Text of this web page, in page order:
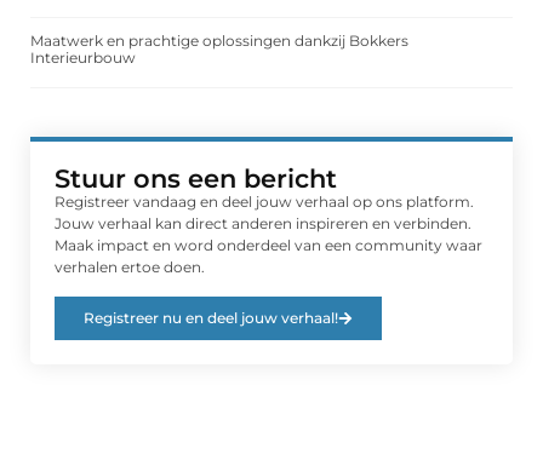
Maatwerk en prachtige oplossingen dankzij Bokkers
Interieurbouw
Stuur ons een bericht
Registreer vandaag en deel jouw verhaal op ons platform.
Jouw verhaal kan direct anderen inspireren en verbinden.
Maak impact en word onderdeel van een community waar
verhalen ertoe doen.
Registreer nu en deel jouw verhaal!